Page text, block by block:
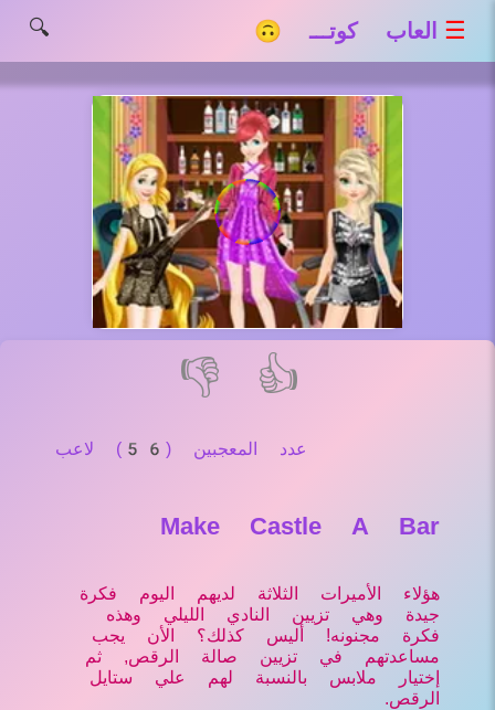
☰ العاب كوتـــ 🙃 🔍
👍
👎
عدد المعجبين (56) لاعب
Make Castle A Bar
هؤلاء الأميرات الثلاثة لديهم اليوم فكرة
جيدة وهي تزيين النادي الليلي وهذه
فكرة مجنونه! أليس كذلك؟ الأن يجب
مساعدتهم في تزيين صالة الرقص, ثم
إختيار ملابس بالنسبة لهم علي ستايل
الرقص.